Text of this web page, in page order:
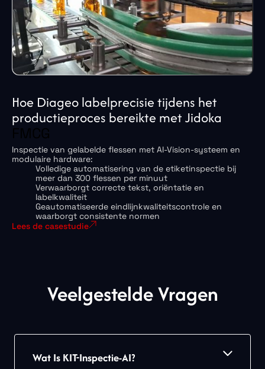
Hoe Diageo labelprecisie tijdens het
productieproces bereikte met Jidoka
Inspectie van gelabelde flessen met AI-Vision-systeem en
modulaire hardware:
Volledige automatisering van de etiketinspectie bij
meer dan 300 flessen per minuut
Verwaarborgt correcte tekst, oriëntatie en
labelkwaliteit
Geautomatiseerde eindlijnkwaliteitscontrole en
waarborgt consistente normen
Lees de casestudie
Veelgestelde Vragen
Wat Is KIT-Inspectie-AI?